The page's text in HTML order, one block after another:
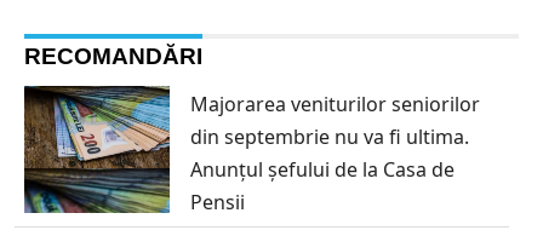
RECOMANDĂRI
Majorarea veniturilor seniorilor
din septembrie nu va fi ultima.
Anunțul șefului de la Casa de
Pensii